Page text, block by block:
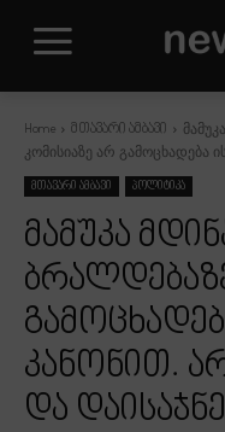
Home მთავარი ამბავი
კომისიაზე არ გამოცხადება
მთავარი ამბავი პოლიტიკა
მამუკა
კანონით.
და